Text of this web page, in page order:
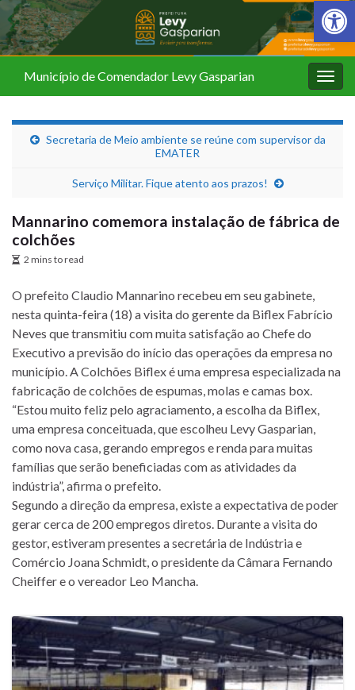
Barra de
Município de Comendador Levy Gasparian
Secretaria de Meio ambiente se reúne com supervisor da
EMATER
Serviço Militar. Fique atento aos prazos!
Mannarino comemora instalação de fábrica de
colchões
2 mins to read
O prefeito Claudio Mannarino recebeu em seu gabinete,
nesta quinta-feira (18) a visita do gerente da Biflex Fabrício
Neves que transmitiu com muita satisfação ao Chefe do
Executivo a previsão do início das operações da empresa no
município. A Colchões Biflex é uma empresa especializada na
fabricação de colchões de espumas, molas e camas box.
“Estou muito feliz pelo agraciamento, a escolha da Biflex,
uma empresa conceituada, que escolheu Levy Gasparian,
como nova casa, gerando empregos e renda para muitas
famílias que serão beneficiadas com as atividades da
indústria”, afirma o prefeito.
Segundo a direção da empresa, existe a expectativa de poder
gerar cerca de 200 empregos diretos. Durante a visita do
gestor, estiveram presentes a secretária de Indústria e
Comércio Joana Schmidt, o presidente da Câmara Fernando
Cheiffer e o vereador Leo Mancha.